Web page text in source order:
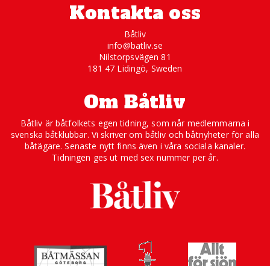
Kontakta oss
Båtliv
info@batliv.se
Nilstorpsvägen 81
181 47 Lidingö, Sweden
Om Båtliv
Båtliv är båtfolkets egen tidning, som når medlemmarna i
svenska båtklubbar. Vi skriver om båtliv och båtnyheter för alla
båtägare. Senaste nytt finns även i våra sociala kanaler.
Tidningen ges ut med sex nummer per år.